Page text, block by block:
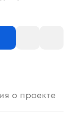
о проекте